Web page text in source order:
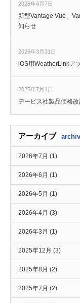
2026年4月7日
新型Vantage Vue、
知らせ
2026年3月31日
iOS用WeatherLinkア
2025年7月1日
デービス社製品価格
アーカイブ
2026年7月 (1)
2026年6月 (1)
2026年5月 (1)
2026年4月 (3)
2026年3月 (1)
2025年12月 (3)
2025年8月 (2)
2025年7月 (2)